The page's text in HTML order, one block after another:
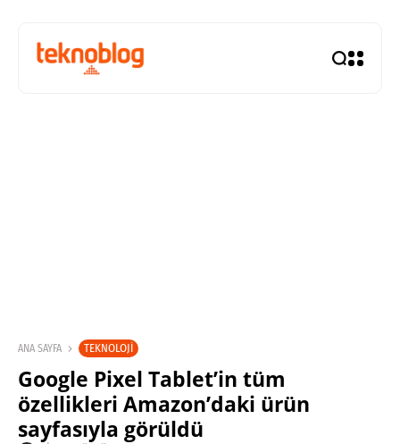
ANA SAYFA TEKNOLOJI
Google Pixel Tablet’in tüm
özellikleri Amazon’daki ürün
sayfasıyla görüldü